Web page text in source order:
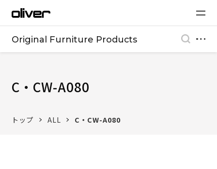
Original Furniture Products
C・CW-A080
トップ ALL C・CW-A080